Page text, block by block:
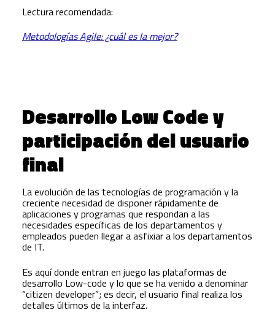
Lectura recomendada:
Metodologías Agile: ¿cuál es la mejor?
Desarrollo Low Code y
participación del usuario
final
La evolución de las tecnologías de programación y la
creciente necesidad de disponer rápidamente de
aplicaciones y programas que respondan a las
necesidades específicas de los departamentos y
empleados pueden llegar a asfixiar a los departamentos
de IT.
Es aquí donde entran en juego las plataformas de
desarrollo Low-code y lo que se ha venido a denominar
“citizen developer”; es decir, el usuario final realiza los
detalles últimos de la interfaz.